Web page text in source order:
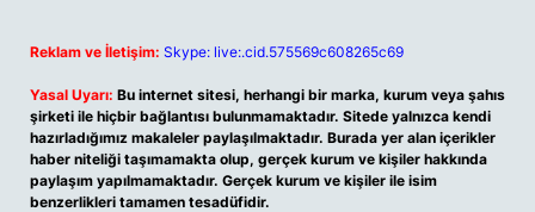
Reklam ve İletişim: Skype: live:.cid.575569c608265c69
Yasal Uyarı: Bu internet sitesi, herhangi bir marka, kurum veya şahıs
şirketi ile hiçbir bağlantısı bulunmamaktadır. Sitede yalnızca kendi
hazırladığımız makaleler paylaşılmaktadır. Burada yer alan içerikler
haber niteliği taşımamakta olup, gerçek kurum ve kişiler hakkında
paylaşım yapılmamaktadır. Gerçek kurum ve kişiler ile isim
benzerlikleri tamamen tesadüfidir.